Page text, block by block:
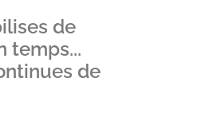
de
temps...
de